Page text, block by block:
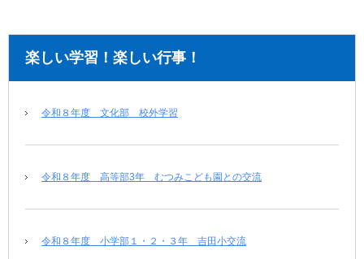
楽しい学習！楽しい行事！
令和８年度 文化部 校外学習
令和８年度 高等部3年 むつみこども園との交流
令和８年度 小学部１・２・３年 吉田小交流